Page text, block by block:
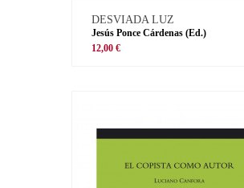
DESVIADA LUZ
Jesús Ponce Cárdenas (Ed.)
12,00 €